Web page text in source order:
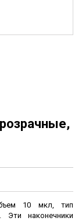
10 мкл, тип
Эти наконечники